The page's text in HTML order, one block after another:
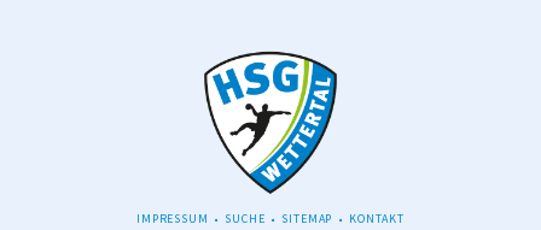
NAVIGATION
IMPRESSUM SUCHE SITEMAP KONTAKT